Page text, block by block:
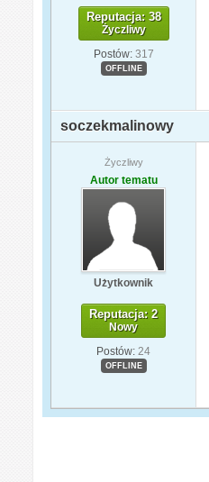
Reputacja: 38
Życzliwy
Postów: 317
OFFLINE
soczekmalinowy
Życzliwy
Autor tematu
Użytkownik
Reputacja: 2
Nowy
Postów: 24
OFFLINE